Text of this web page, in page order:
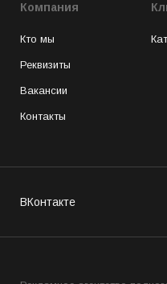
Компания
Кто мы
Реквизиты
Вакансии
Контакты
ВКонтакте